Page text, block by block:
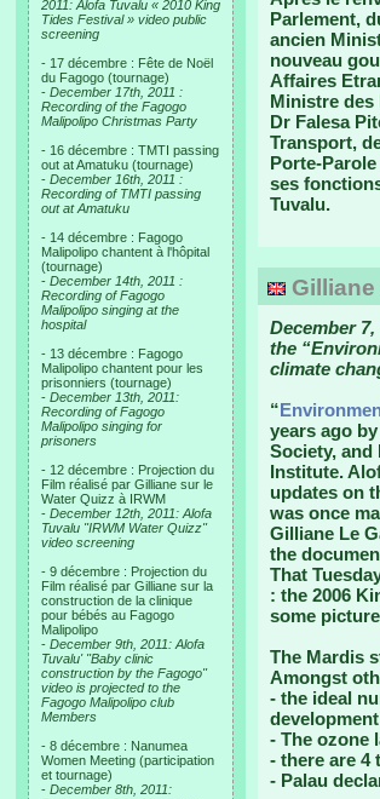
2011: Alofa Tuvalu « 2010 King
Tides Festival » video public
screening
- 17 décembre : Fête de Noël
du Fagogo (tournage)
- December 17th, 2011 :
Recording of the Fagogo
Malipolipo Christmas Party
- 16 décembre : TMTI passing
out at Amatuku (tournage)
- December 16th, 2011 :
Recording of TMTI passing
out at Amatuku
- 14 décembre : Fagogo
Malipolipo chantent à l'hôpital
(tournage)
- December 14th, 2011 :
Recording of Fagogo
Malipolipo singing at the
hospital
- 13 décembre : Fagogo
Malipolipo chantent pour les
prisonniers (tournage)
- December 13th, 2011:
Recording of Fagogo
Malipolipo singing for
prisoners
- 12 décembre : Projection du
Film réalisé par Gilliane sur le
Water Quizz à IRWM
- December 12th, 2011: Alofa
Tuvalu "IRWM Water Quizz"
video screening
- 9 décembre : Projection du
Film réalisé par Gilliane sur la
construction de la clinique
pour bébés au Fagogo
Malipolipo
- December 9th, 2011: Alofa
Tuvalu' "Baby clinic
construction by the Fagogo"
video is projected to the
Fagogo Malipolipo club
Members
- 8 décembre : Nanumea
Women Meeting (participation
et tournage)
- December 8th, 2011:
Parlement,
ancien
nouveau
Affaires
Ministre des
Dr Falesa
Transport,
Porte-
ses
Tuvalu.
December
the
climate
“
years ago
Society, and
Institute.
updates on
was once
Gilliane Le
the
That
: the 2006
some
The Mardis
Amongst
- the ideal
- The ozone
- there are 4
- Palau